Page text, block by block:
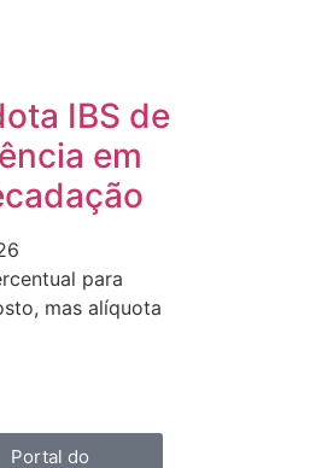
IBS de
em
para
mas alíquota
Portal do